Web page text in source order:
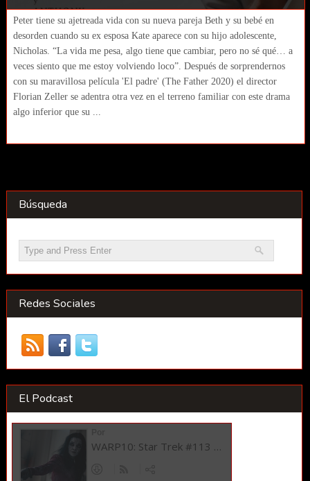
Peter tiene su ajetreada vida con su nueva pareja Beth y su bebé en
desorden cuando su ex esposa Kate aparece con su hijo adolescente,
Nicholas. “La vida me pesa, algo tiene que cambiar, pero no sé qué… a
veces siento que me estoy volviendo loco”. Después de sorprendernos
con su maravillosa película 'El padre' (The Father 2020) el director
Florian Zeller se adentra otra vez en el terreno familiar con este drama
algo inferior que su ...
Búsqueda
Redes Sociales
El Podcast